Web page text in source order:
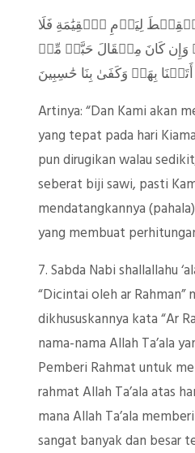
لِيَوۡمِ ٱلۡقِيَٰمَةِ فَلَا
كَانَ مِثۡقَالَ حَبَّةٖ مِّنۡ
بِهَاۗ وَكَفَىٰ بِنَا حَٰسِبِينَ
Artinya: “Dan Kami akan
yang tepat pada hari
pun dirugikan walau
seberat biji sawi, pasti
mendatangkannya
yang membuat
7. Sabda Nabi shallallahu
“Dicintai oleh ar Rahman”
dikhususkannya kata “Ar
nama-nama Allah Ta’ala
Pemberi Rahmat untuk
rahmat Allah Ta’ala atas
mana Allah Ta’ala
sangat banyak dan besar